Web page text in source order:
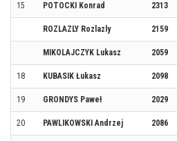
15 POTOCKI Konrad 2313
ROZLAZLY Rozlazly 2159
MIKOLAJCZYK Lukasz 2059
18 KUBASIK Łukasz 2098
19 GRONDYS Paweł 2029
20 PAWLIKOWSKI Andrzej 2086